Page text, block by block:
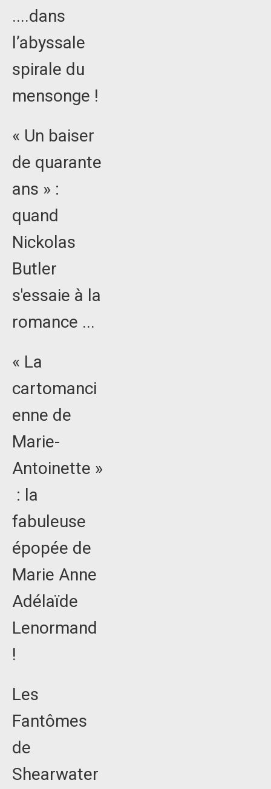
....dans
l’abyssale
spirale du
mensonge !
« Un baiser
de quarante
ans » :
quand
Nickolas
Butler
s'essaie à la
romance ...
« La
cartomanci
enne de
Marie-
Antoinette »
: la
fabuleuse
épopée de
Marie Anne
Adélaïde
Lenormand
!
Les
Fantômes
de
Shearwater